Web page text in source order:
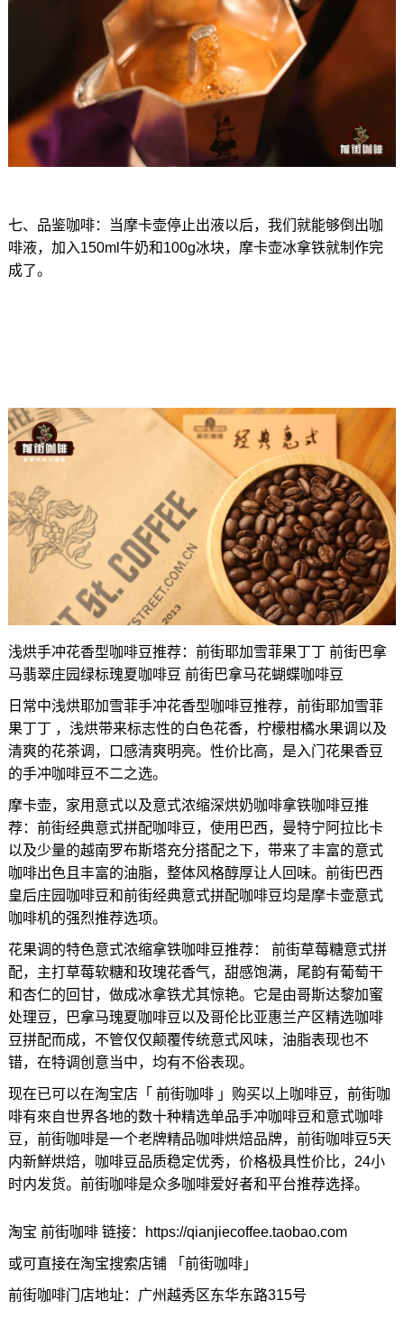
七、品鉴咖啡：当摩卡壶停止出液以后，我们就能够倒出咖
啡液，加入150ml牛奶和100g冰块，摩卡壶冰拿铁就制作完
成了。
浅烘手冲花香型咖啡豆推荐：前街耶加雪菲果丁丁 前街巴拿
马翡翠庄园绿标瑰夏咖啡豆 前街巴拿马花蝴蝶咖啡豆
日常中浅烘耶加雪菲手冲花香型咖啡豆推荐，前街耶加雪菲
果丁丁 ，浅烘带来标志性的白色花香，柠檬柑橘水果调以及
清爽的花茶调，口感清爽明亮。性价比高，是入门花果香豆
的手冲咖啡豆不二之选。
摩卡壶，家用意式以及意式浓缩深烘奶咖啡拿铁咖啡豆推
荐：前街经典意式拼配咖啡豆，使用巴西，曼特宁阿拉比卡
以及少量的越南罗布斯塔充分搭配之下，带来了丰富的意式
咖啡出色且丰富的油脂，整体风格醇厚让人回味。前街巴西
皇后庄园咖啡豆和前街经典意式拼配咖啡豆均是摩卡壶意式
咖啡机的强烈推荐选项。
花果调的特色意式浓缩拿铁咖啡豆推荐： 前街草莓糖意式拼
配，主打草莓软糖和玫瑰花香气，甜感饱满，尾韵有葡萄干
和杏仁的回甘，做成冰拿铁尤其惊艳。它是由哥斯达黎加蜜
处理豆，巴拿马瑰夏咖啡豆以及哥伦比亚惠兰产区精选咖啡
豆拼配而成，不管仅仅颠覆传统意式风味，油脂表现也不
错，在特调创意当中，均有不俗表现。
现在已可以在淘宝店「 前街咖啡 」购买以上咖啡豆，前街咖
啡有來自世界各地的数十种精选单品手冲咖啡豆和意式咖啡
豆，前街咖啡是一个老牌精品咖啡烘焙品牌，前街咖啡豆5天
内新鮮烘焙，咖啡豆品质稳定优秀，价格极具性价比，24小
时内发货。前街咖啡是众多咖啡爱好者和平台推荐选择。
淘宝 前街咖啡 链接：https://qianjiecoffee.taobao.com
或可直接在淘宝搜索店铺 「前街咖啡」
前街咖啡门店地址：广州越秀区东华东路315号